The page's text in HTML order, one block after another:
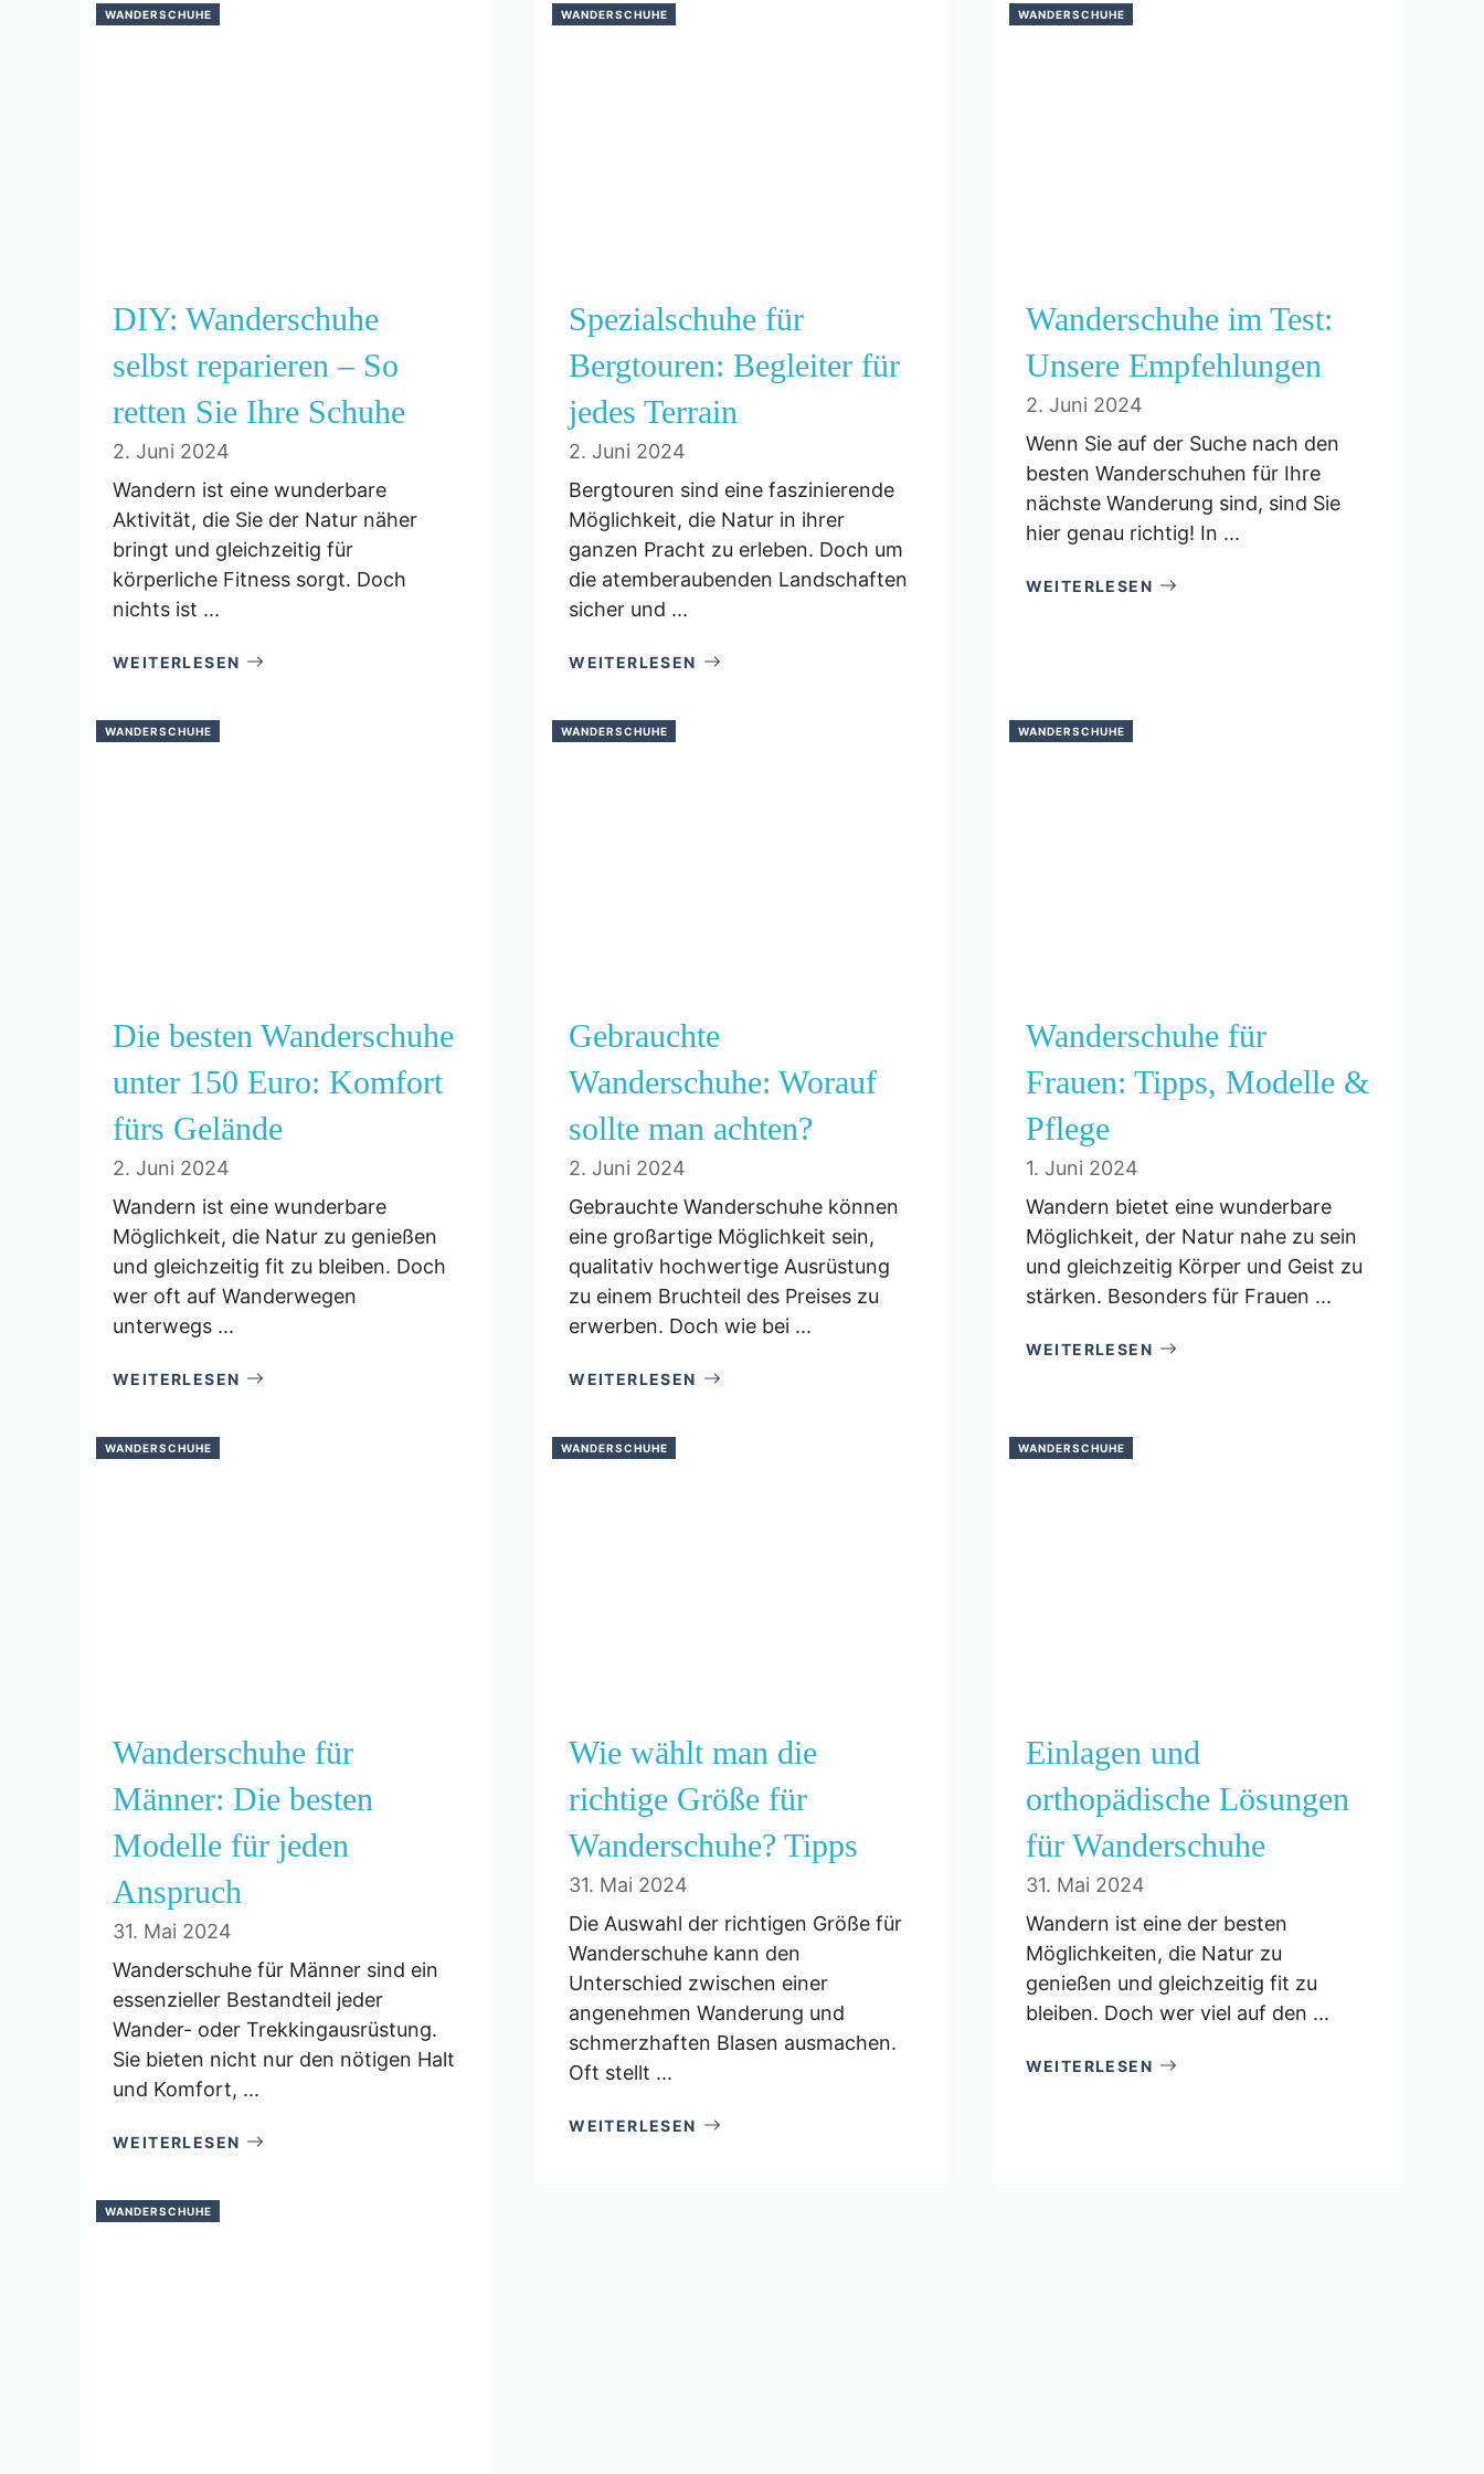
WANDERSCHUHE
DIY: Wanderschuhe
selbst reparieren – So
retten Sie Ihre Schuhe
2. Juni 2024
Wandern ist eine wunderbare
Aktivität, die Sie der Natur näher
bringt und gleichzeitig für
körperliche Fitness sorgt. Doch
nichts ist ...
WEITERLESEN
WANDERSCHUHE
Spezialschuhe für
Bergtouren: Begleiter für
jedes Terrain
2. Juni 2024
Bergtouren sind eine faszinierende
Möglichkeit, die Natur in ihrer
ganzen Pracht zu erleben. Doch um
die atemberaubenden Landschaften
sicher und ...
WEITERLESEN
WANDERSCHUHE
Wanderschuhe im Test:
Unsere Empfehlungen
2. Juni 2024
Wenn Sie auf der Suche nach den
besten Wanderschuhen für Ihre
nächste Wanderung sind, sind Sie
hier genau richtig! In ...
WEITERLESEN
WANDERSCHUHE
Die besten Wanderschuhe
unter 150 Euro: Komfort
fürs Gelände
2. Juni 2024
Wandern ist eine wunderbare
Möglichkeit, die Natur zu genießen
und gleichzeitig fit zu bleiben. Doch
wer oft auf Wanderwegen
unterwegs ...
WEITERLESEN
WANDERSCHUHE
Gebrauchte
Wanderschuhe: Worauf
sollte man achten?
2. Juni 2024
Gebrauchte Wanderschuhe können
eine großartige Möglichkeit sein,
qualitativ hochwertige Ausrüstung
zu einem Bruchteil des Preises zu
erwerben. Doch wie bei ...
WEITERLESEN
WANDERSCHUHE
Wanderschuhe für
Frauen: Tipps, Modelle &
Pflege
1. Juni 2024
Wandern bietet eine wunderbare
Möglichkeit, der Natur nahe zu sein
und gleichzeitig Körper und Geist zu
stärken. Besonders für Frauen ...
WEITERLESEN
WANDERSCHUHE
Wanderschuhe für
Männer: Die besten
Modelle für jeden
Anspruch
31. Mai 2024
Wanderschuhe für Männer sind ein
essenzieller Bestandteil jeder
Wander- oder Trekkingausrüstung.
Sie bieten nicht nur den nötigen Halt
und Komfort, ...
WEITERLESEN
WANDERSCHUHE
Wie wählt man die
richtige Größe für
Wanderschuhe? Tipps
31. Mai 2024
Die Auswahl der richtigen Größe für
Wanderschuhe kann den
Unterschied zwischen einer
angenehmen Wanderung und
schmerzhaften Blasen ausmachen.
Oft stellt ...
WEITERLESEN
WANDERSCHUHE
Einlagen und
orthopädische Lösungen
für Wanderschuhe
31. Mai 2024
Wandern ist eine der besten
Möglichkeiten, die Natur zu
genießen und gleichzeitig fit zu
bleiben. Doch wer viel auf den ...
WEITERLESEN
WANDERSCHUHE